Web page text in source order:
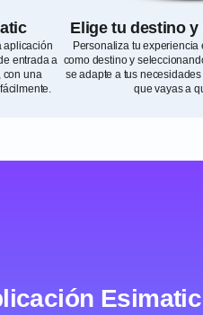
aplicación
entrada a
con una
Elige tu destino
Personaliza tu
como destino y
se adapte a tus
que vayas a